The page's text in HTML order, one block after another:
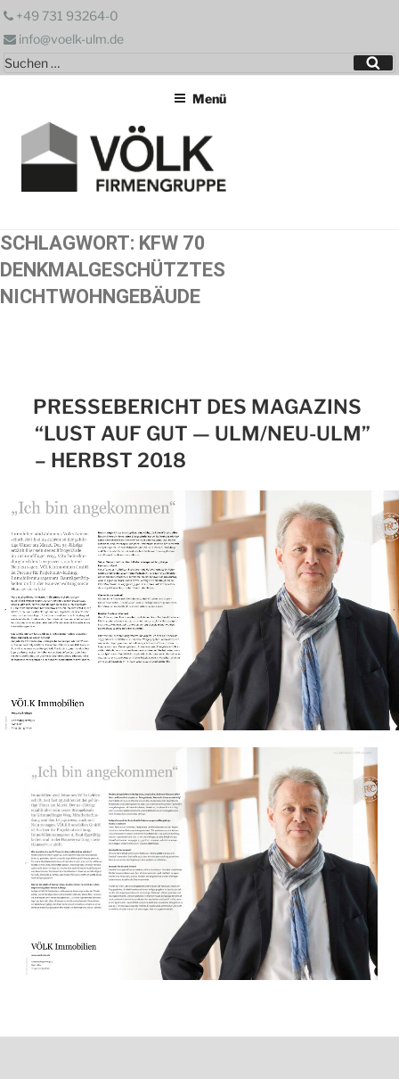
Zum
springen
+49 731 93264-0
info@voelk-ulm.de
Suchen
nach:
Menü
SCHLAGWORT: KFW 70
DENKMALGESCHÜTZTES
NICHTWOHNGEBÄUDE
PRESSEBERICHT DES MAGAZINS
“LUST AUF GUT — ULM/NEU-ULM”
– HERBST 2018